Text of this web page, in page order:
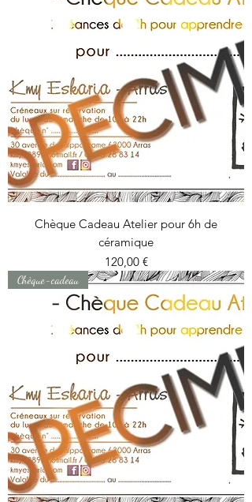
Chèque Cadeau Atelier pour 6h de
céramique
Prix
120,00 €
Chèque-cadeau